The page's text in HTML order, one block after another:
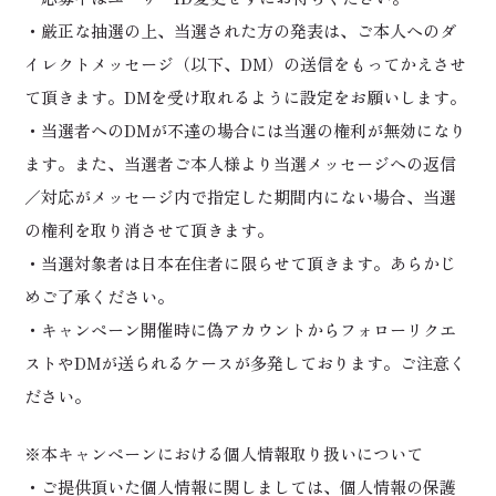
・厳正な抽選の上、当選された方の発表は、ご本人へのダ
イレクトメッセージ（以下、DM）の送信をもってかえさせ
て頂きます。DMを受け取れるように設定をお願いします。
・当選者へのDMが不達の場合には当選の権利が無効になり
ます。また、当選者ご本人様より当選メッセージへの返信
／対応がメッセージ内で指定した期間内にない場合、当選
の権利を取り消させて頂きます。
・当選対象者は日本在住者に限らせて頂きます。あらかじ
めご了承ください。
・キャンペーン開催時に偽アカウントからフォローリクエ
ストやDMが送られるケースが多発しております。ご注意く
ださい。
※本キャンペーンにおける個人情報取り扱いについて
・ご提供頂いた個人情報に関しましては、個人情報の保護